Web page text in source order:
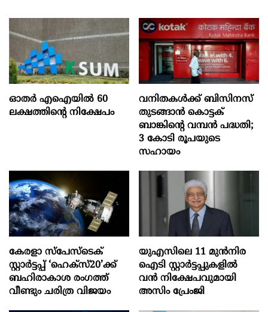
ഓതര്‍ എഐയില്‍ 60
ലക്ഷത്തിന്റെ നിക്ഷേപം
വനിതകൾക്ക് ബിസിനസ്
തുടങ്ങാൻ കൊട്ടക്
ബാങ്കിൻ്റെ വമ്പൻ പദ്ധതി;
3 കോടി രൂപയുടെ
സഹായം
കേരളാ സ്പേസ്ടെക്
സ്റ്റാർട്ടപ്പ് ‘ഹെക്സ്20’ക്ക്
ബഹിരാകാശ രംഗത്ത്
വീണ്ടും ചരിത്ര വിജയം
യുഎസിലെ 11 മുന്‍നിര
ഐടി സ്റ്റാര്‍ട്ടപ്പുകളില്‍
വന്‍ നിക്ഷേപവുമായി
അസിം പ്രേംജി